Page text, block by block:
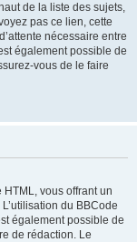
de la liste des sujets,
pas ce lien, cette
nécessaire entre
également possible de
vous de le faire
vous offrant un
du BBCode
également possible de
de rédaction. Le